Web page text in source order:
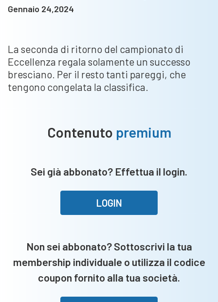
Gennaio 24,2024
La seconda di ritorno del campionato di
Eccellenza regala solamente un successo
bresciano. Per il resto tanti pareggi, che
tengono congelata la classifica.
Contenuto premium
Sei già abbonato? Effettua il login.
LOGIN
Non sei abbonato? Sottoscrivi la tua
membership individuale o utilizza il codice
coupon fornito alla tua società.